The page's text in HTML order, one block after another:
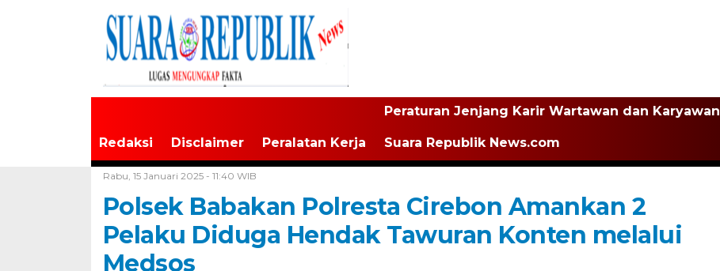
Redaksi Disclaimer Peralatan Kerja
Peraturan Jenjang Karir Wartawan dan Karyawan
Suara Republik News.com
Rabu, 15 Januari 2025 - 11:40 WIB
Polsek Babakan Polresta Cirebon Amankan 2
Pelaku Diduga Hendak Tawuran Konten melalui
Medsos